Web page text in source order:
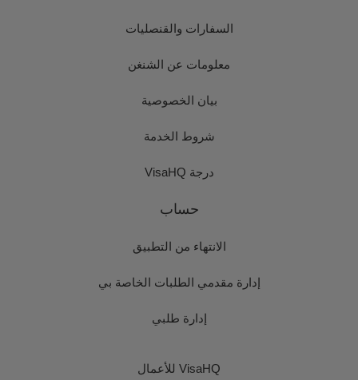
السفارات والقنصليات
معلومات عن الشنغن
بيان الخصوصية
شروط الخدمة
درجة VisaHQ
حساب
الانتهاء من التطبيق
إدارة مقدمي الطلبات الخاصة بي
إدارة طلبي
VisaHQ للأعمال